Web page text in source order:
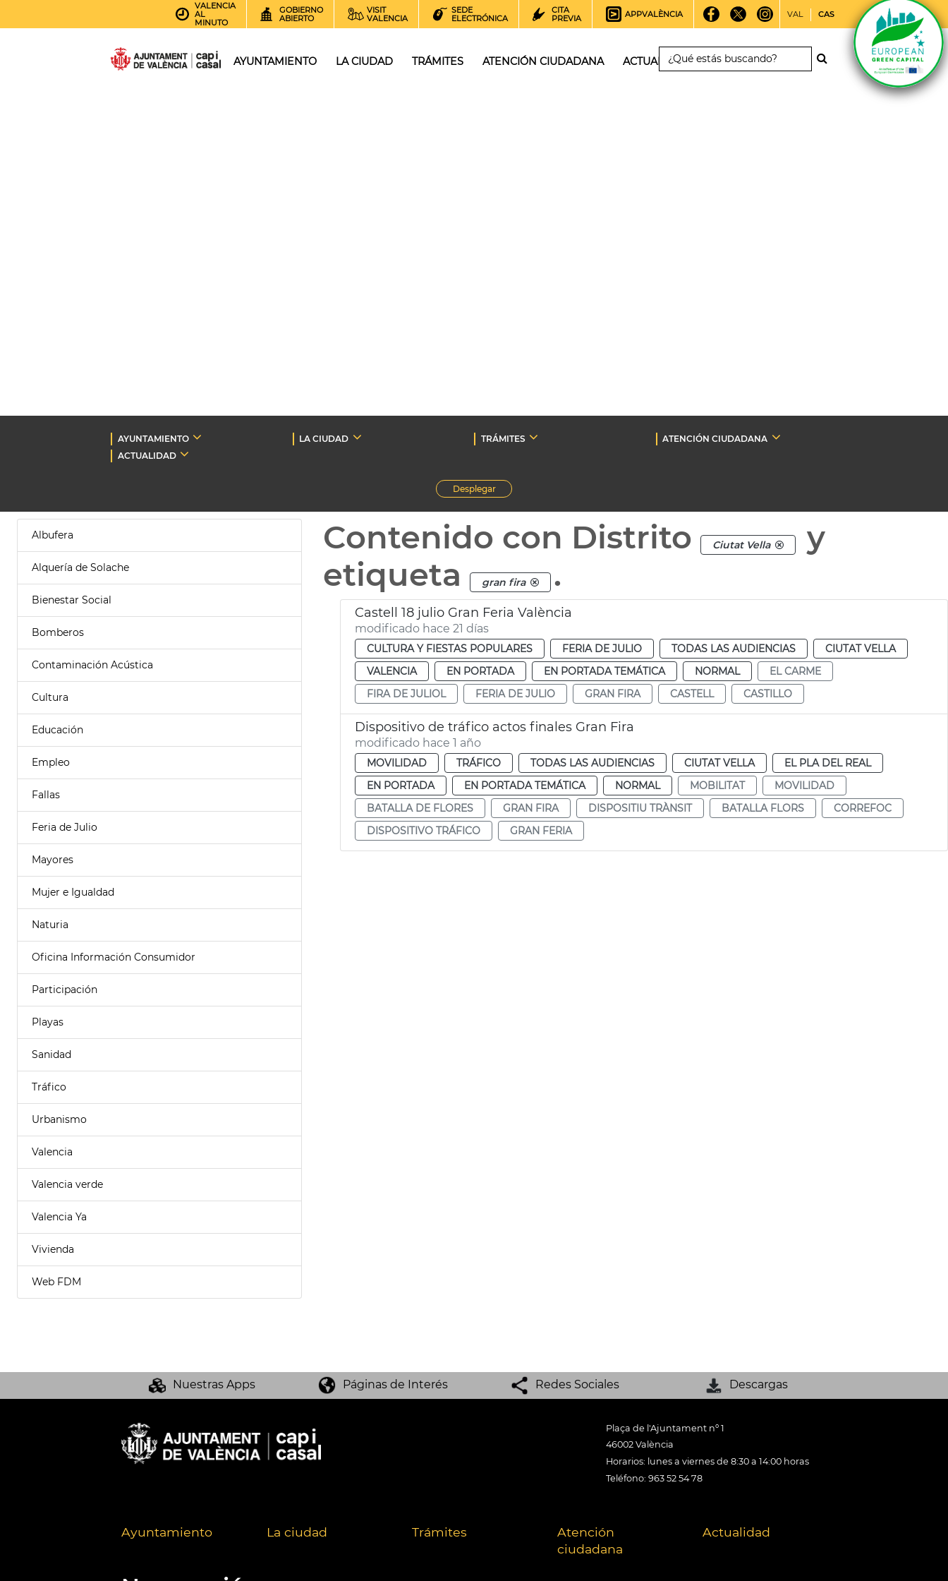
VALENCIA
AL
MINUTO
GOBIERNO
ABIERTO
VISIT
VALENCIA
SEDE
ELECTRÓNICA
CITA
PREVIA
APPVALÈNCIA VAL CAS
AYUNTAMIENTO LA CIUDAD TRÁMITES ATENCIÓN CIUDADANA ACTUALIDAD
AYUNTAMIENTO LA CIUDAD TRÁMITES
ATENCIÓN CIUDADANA
ACTUALIDAD
Desplegar
Albufera
Alquería de Solache
Bienestar Social
Bomberos
Contaminación Acústica
Cultura
Educación
Empleo
Fallas
Feria de Julio
Mayores
Mujer e Igualdad
Naturia
Oficina Información Consumidor
Participación
Playas
Sanidad
Tráfico
Urbanismo
Valencia
Valencia verde
Valencia Ya
Vivienda
Web FDM
Contenido con Distrito Ciutat Vella
y
etiqueta
gran fira .
Castell 18 julio Gran Feria València
modificado hace 21 días
CULTURA Y FIESTAS POPULARES FERIA DE JULIO TODAS LAS AUDIENCIAS
CIUTAT VELLA
VALENCIA
EN PORTADA EN PORTADA TEMÁTICA NORMAL
EL CARME
FIRA DE JULIOL
FERIA DE JULIO GRAN FIRA CASTELL CASTILLO
Dispositivo de tráfico actos finales Gran Fira
modificado hace 1 año
MOVILIDAD TRÁFICO TODAS LAS AUDIENCIAS CIUTAT VELLA
EL PLA DEL REAL
EN PORTADA
EN PORTADA TEMÁTICA NORMAL MOBILITAT
MOVILIDAD
BATALLA DE FLORES
GRAN FIRA DISPOSITIU TRÀNSIT BATALLA FLORS
CORREFOC
DISPOSITIVO TRÁFICO
GRAN FERIA
Nuestras Apps Páginas de Interés Redes Sociales Descargas
Plaça de l'Ajuntament nº 1
46002 València
Horarios: lunes a viernes de 8:30 a 14:00 horas
Teléfono: 963 52 54 78
Ayuntamiento La ciudad Trámites
Atención
ciudadana
Actualidad